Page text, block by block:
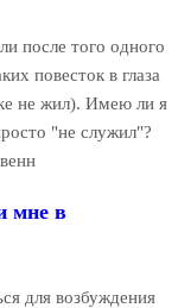
после того одного
повесток в глаза
не жил). Имею ли я
"не служил"?
мне в
для возбуждения